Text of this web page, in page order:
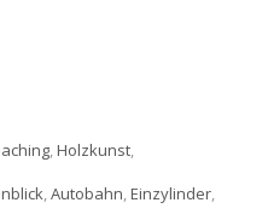
,Holzkunst,
,Autobahn,Einzylinder,